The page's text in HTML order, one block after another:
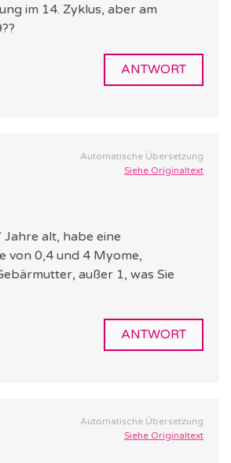
im 14. Zyklus, aber am
ANTWORT
Automatische Übersetzung
Siehe Originaltext
alt, habe eine
von 0,4 und 4 Myome,
außer 1, was Sie
ANTWORT
Automatische Übersetzung
Siehe Originaltext